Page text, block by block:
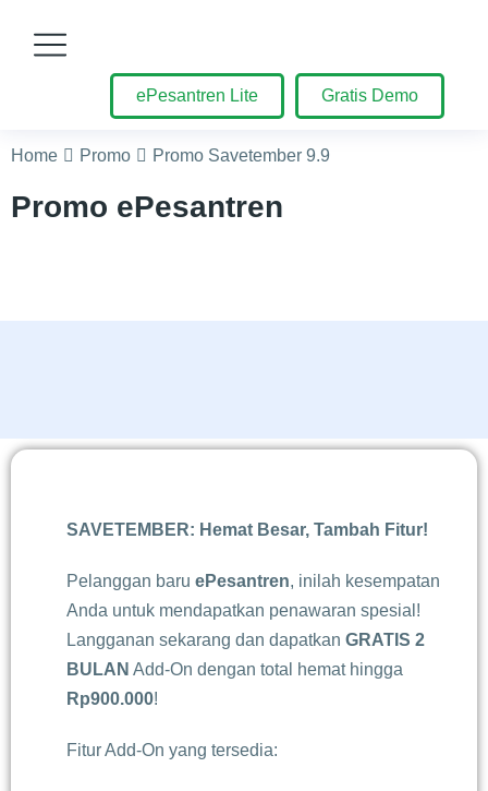
ePesantren Lite Gratis Demo
You are here:
Home Promo Promo Savetember 9.9
Promo ePesantren
SAVETEMBER: Hemat Besar, Tambah Fitur!
Pelanggan baru ePesantren, inilah kesempatan
Anda untuk mendapatkan penawaran spesial!
Langganan sekarang dan dapatkan GRATIS 2
BULAN Add-On dengan total hemat hingga
Rp900.000!
Fitur Add-On yang tersedia: